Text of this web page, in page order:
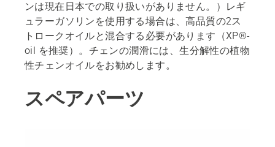
ンは現在日本での取り扱いがありません。）レギ
ュラーガソリンを使用する場合は、高品質の2ス
トロークオイルと混合する必要があります（XP®-
oil を推奨）。チェンの潤滑には、生分解性の植物
性チェンオイルをお勧めします。
スペアパーツ